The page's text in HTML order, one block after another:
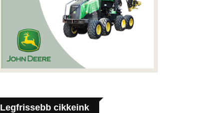
Legfrissebb cikkeink